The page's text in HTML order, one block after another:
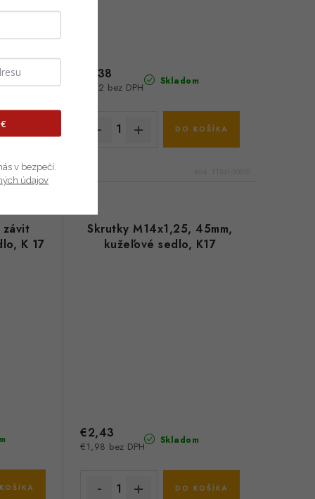
Kód: TT561-5004
Skladom
€1,12 bez DPH
€1,38
DO KOŠÍKA
závit
K 17
Skrutky M14x1,25, 45mm,
kužeľové sedlo, K17
Skladom
€1,98 bez DPH
€2,43
DO KOŠÍKA
v bezpečí.
údajov